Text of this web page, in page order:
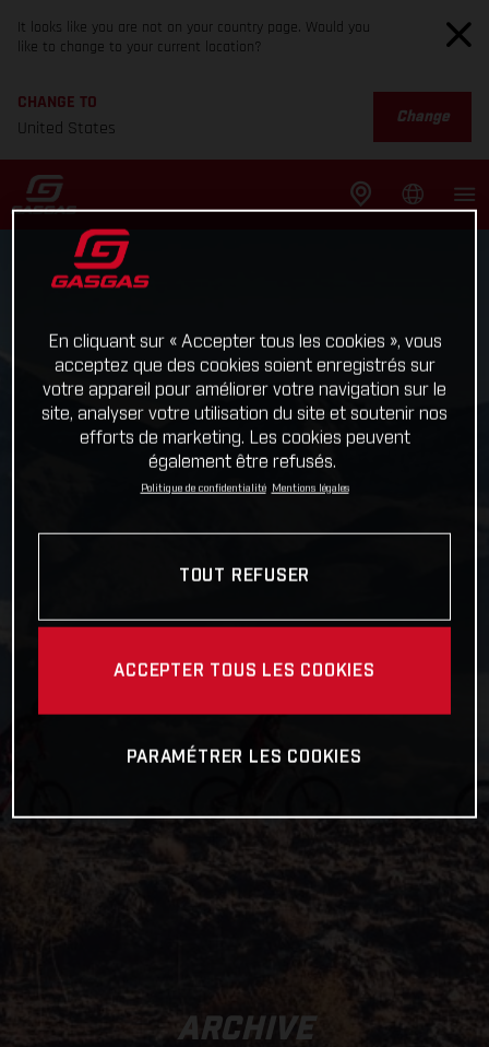
It looks like you are not on your country page. Would you
like to change to your current location?
CHANGE TO
United States
Change
ARCHIVE
En cliquant sur « Accepter tous les cookies », vous
acceptez que des cookies soient enregistrés sur
votre appareil pour améliorer votre navigation sur le
site, analyser votre utilisation du site et soutenir nos
efforts de marketing. Les cookies peuvent
également être refusés.
Politique de confidentialité Mentions légales
TOUT REFUSER
ACCEPTER TOUS LES COOKIES
PARAMÉTRER LES COOKIES